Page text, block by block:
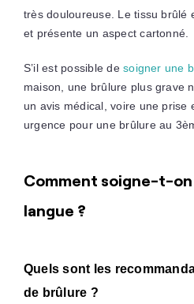
très douloureuse. Le tissu brûlé
et présente un aspect cartonné.
S’il est possible desoigner une
maison, une brûlure plus grave
un avis médical, voire une prise
urgence pour une brûlure au
Comment soigne-t-on
langue ?
Quels sont les
de brûlure ?